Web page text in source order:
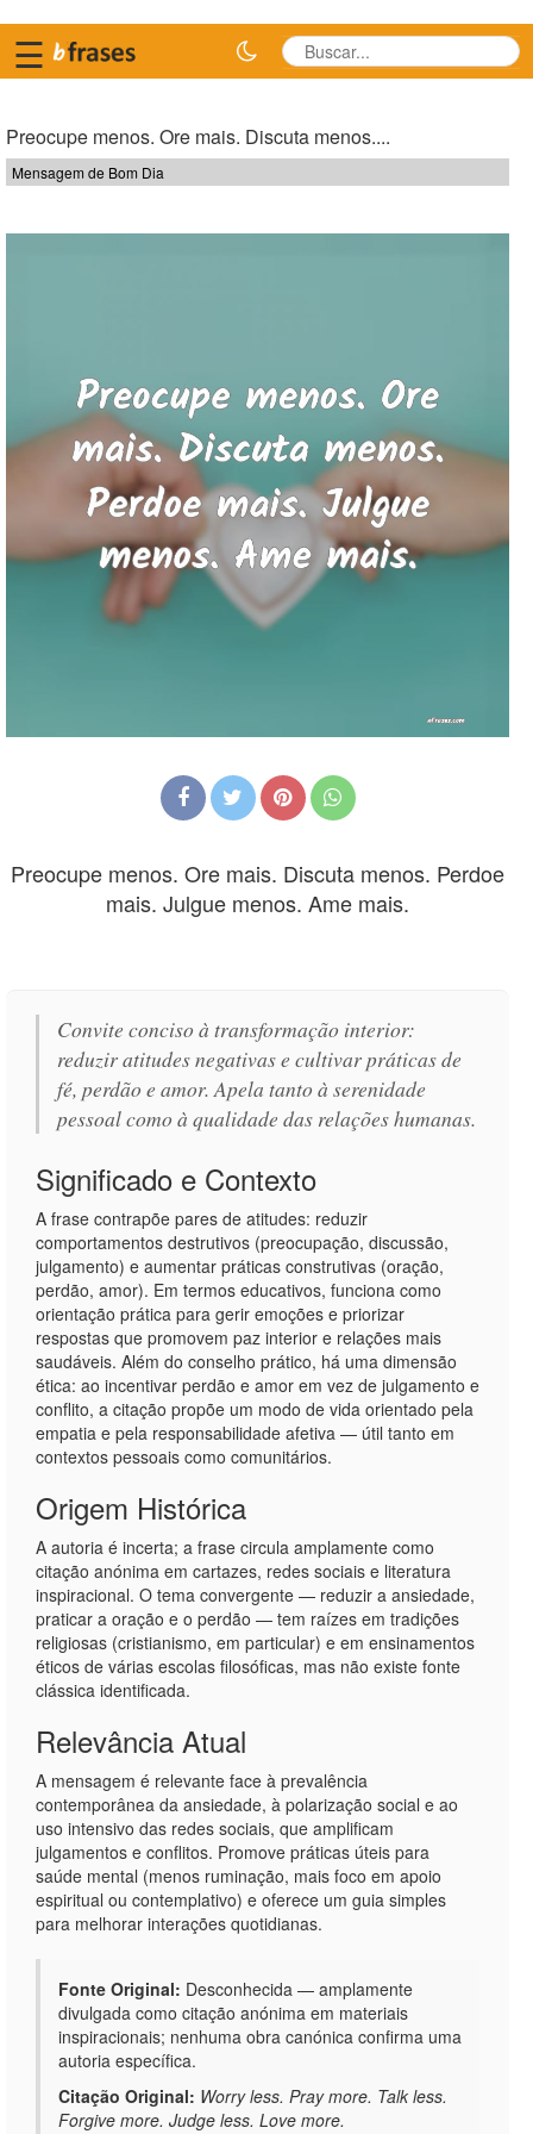
☰
Preocupe menos. Ore mais. Discuta menos....
Mensagem de Bom Dia
Preocupe menos. Ore mais. Discuta menos. Perdoe
mais. Julgue menos. Ame mais.
Convite conciso à transformação interior:
reduzir atitudes negativas e cultivar práticas de
fé, perdão e amor. Apela tanto à serenidade
pessoal como à qualidade das relações humanas.
Significado e Contexto
A frase contrapõe pares de atitudes: reduzir
comportamentos destrutivos (preocupação, discussão,
julgamento) e aumentar práticas construtivas (oração,
perdão, amor). Em termos educativos, funciona como
orientação prática para gerir emoções e priorizar
respostas que promovem paz interior e relações mais
saudáveis. Além do conselho prático, há uma dimensão
ética: ao incentivar perdão e amor em vez de julgamento e
conflito, a citação propõe um modo de vida orientado pela
empatia e pela responsabilidade afetiva — útil tanto em
contextos pessoais como comunitários.
Origem Histórica
A autoria é incerta; a frase circula amplamente como
citação anónima em cartazes, redes sociais e literatura
inspiracional. O tema convergente — reduzir a ansiedade,
praticar a oração e o perdão — tem raízes em tradições
religiosas (cristianismo, em particular) e em ensinamentos
éticos de várias escolas filosóficas, mas não existe fonte
clássica identificada.
Relevância Atual
A mensagem é relevante face à prevalência
contemporânea da ansiedade, à polarização social e ao
uso intensivo das redes sociais, que amplificam
julgamentos e conflitos. Promove práticas úteis para
saúde mental (menos ruminação, mais foco em apoio
espiritual ou contemplativo) e oferece um guia simples
para melhorar interações quotidianas.
Fonte Original: Desconhecida — amplamente
divulgada como citação anónima em materiais
inspiracionais; nenhuma obra canónica confirma uma
autoria específica.
Citação Original: Worry less. Pray more. Talk less.
Forgive more. Judge less. Love more.